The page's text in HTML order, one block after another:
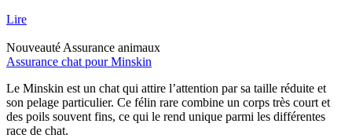
Lire
Nouveauté Assurance animaux
Assurance chat pour Minskin
Le Minskin est un chat qui attire l’attention par sa taille réduite et
son pelage particulier. Ce félin rare combine un corps très court et
des poils souvent fins, ce qui le rend unique parmi les différentes
race de chat.